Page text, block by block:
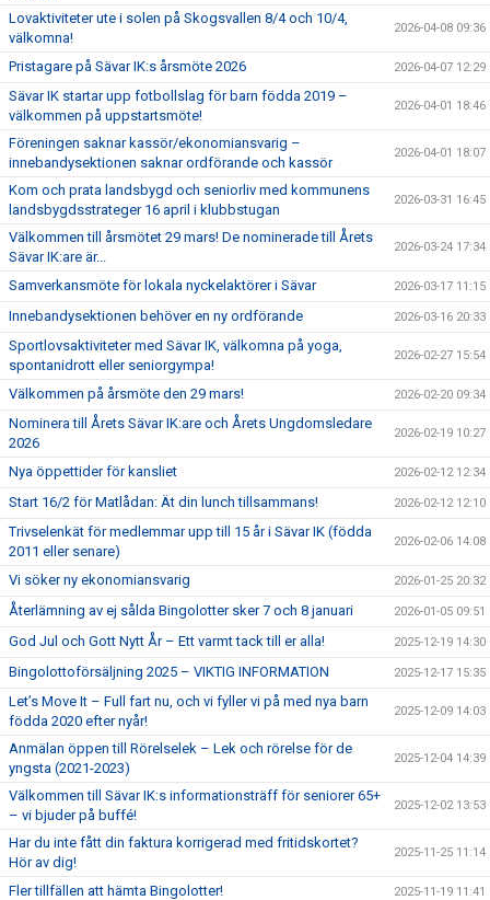
Lovaktiviteter ute i solen på Skogsvallen 8/4 och 10/4,
välkomna!
2026-04-08 09:36
Pristagare på Sävar IK:s årsmöte 2026 2026-04-07 12:29
Sävar IK startar upp fotbollslag för barn födda 2019 –
välkommen på uppstartsmöte!
2026-04-01 18:46
Föreningen saknar kassör/ekonomiansvarig –
innebandysektionen saknar ordförande och kassör
2026-04-01 18:07
Kom och prata landsbygd och seniorliv med kommunens
landsbygdsstrateger 16 april i klubbstugan
2026-03-31 16:45
Välkommen till årsmötet 29 mars! De nominerade till Årets
Sävar IK:are är...
2026-03-24 17:34
Samverkansmöte för lokala nyckelaktörer i Sävar 2026-03-17 11:15
Innebandysektionen behöver en ny ordförande 2026-03-16 20:33
Sportlovsaktiviteter med Sävar IK, välkomna på yoga,
spontanidrott eller seniorgympa!
2026-02-27 15:54
Välkommen på årsmöte den 29 mars! 2026-02-20 09:34
Nominera till Årets Sävar IK:are och Årets Ungdomsledare
2026
2026-02-19 10:27
Nya öppettider för kansliet 2026-02-12 12:34
Start 16/2 för Matlådan: Ät din lunch tillsammans! 2026-02-12 12:10
Trivselenkät för medlemmar upp till 15 år i Sävar IK (födda
2011 eller senare)
2026-02-06 14:08
Vi söker ny ekonomiansvarig 2026-01-25 20:32
Återlämning av ej sålda Bingolotter sker 7 och 8 januari 2026-01-05 09:51
God Jul och Gott Nytt År – Ett varmt tack till er alla! 2025-12-19 14:30
Bingolottoförsäljning 2025 – VIKTIG INFORMATION 2025-12-17 15:35
Let’s Move It – Full fart nu, och vi fyller vi på med nya barn
födda 2020 efter nyår!
2025-12-09 14:03
Anmälan öppen till Rörelselek – Lek och rörelse för de
yngsta (2021-2023)
2025-12-04 14:39
Välkommen till Sävar IK:s informationsträff för seniorer 65+
– vi bjuder på buffé!
2025-12-02 13:53
Har du inte fått din faktura korrigerad med fritidskortet?
Hör av dig!
2025-11-25 11:14
Fler tillfällen att hämta Bingolotter! 2025-11-19 11:41